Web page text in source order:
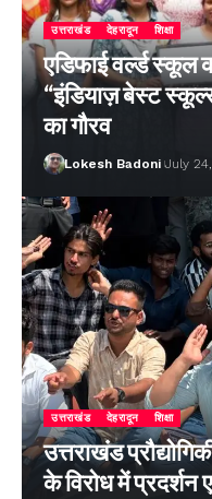
उत्तराखंड देहरादून शिक्षा
एडिफाई वर्ल्ड स्कूल
“इंडियाज़ बेस्ट
का गौरव
Lokesh Badoni July
उत्तराखंड देहरादून शिक्षा
उत्तराखंड
के विरोध में प्रदर्शन